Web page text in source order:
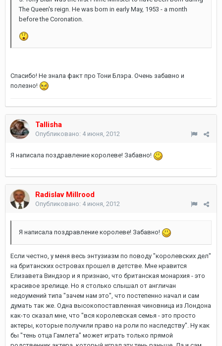
The Queen's reign. He was born in early May, 1953 - a month
before the Coronation.
Спасибо! Не знала факт про Тони Блэра. Очень забавно и
полезно!
Tallisha
Опубликовано: 4 июня, 2012
Я написала поздравление королеве! Забавно!
Radislav Millrood
Опубликовано: 4 июня, 2012
Я написала поздравление королеве! Забавно!
Если честно, у меня весь энтузиазм по поводу "королевских дел"
на британских островах прошел в детстве. Мне нравится
Елизавета Виндзор и я признаю, что британская монархия - это
красивое зрелище. Но я столько слышал от англичан
недоумений типа "зачем нам это", что постепенно начал и сам
думать так же. Одна высокопоставленная чиновница из Лондона
как-то сказал мне, что "вся королевская семья - это просто
актеры, которые получили право на роли по наследству". Ну как
бы "тень отца Гамлета" может играть только прямой